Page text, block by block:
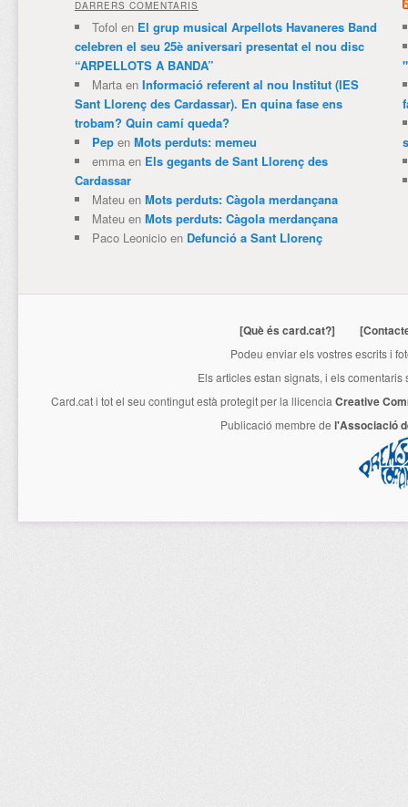
DARRERS COMENTARIS
Tofol en El grup musical Arpellots Havaneres Band
celebren el seu 25è aniversari presentat el nou disc
“ARPELLOTS A BANDA”
Martaen Informació referent al nou Institut (IES
Sant Llorenç des Cardassar). En quina fase ens
trobam? Quin camí queda?
Pepen Mots perduts: memeu
emmaen Els gegants de Sant Llorenç des
Cardassar
Mateuen Mots perduts: Càgola merdançana
Mateuen Mots perduts: Càgola merdançana
Paco Leonicioen Defunció a Sant Llorenç
[Què és card.cat?]
Podeu enviar els vostres escrits i
Els articles estan signats, i els
Card.cati tot el seu contingut està protegit per la llicencia Creative
Publicació membre de l'Associació